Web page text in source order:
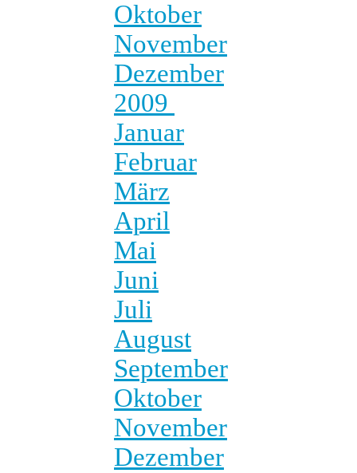
Oktober
November
Dezember
2009
Januar
Februar
März
April
Mai
Juni
Juli
August
September
Oktober
November
Dezember